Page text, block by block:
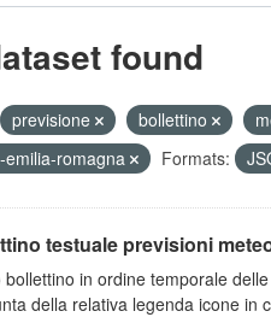
found
previsione bollettino
emilia-romagna
Formats:
testuale previsioni
bollettino in ordine temporale
della relativa legenda icone in